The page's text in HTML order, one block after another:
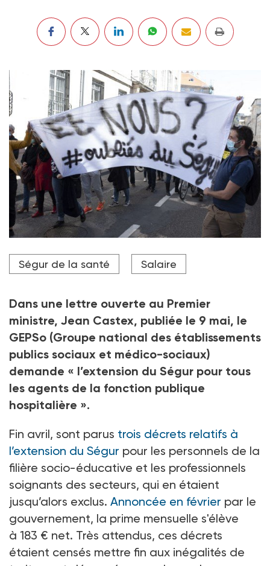
Photo d’illustration.
Crédit photo Antoine Mermet / Studio Hans Lucas via AFP
Ségur de la santé Salaire
Dans une lettre ouverte au Premier
ministre, Jean Castex, publiée le 9 mai, le
GEPSo (Groupe national des établissements
publics sociaux et médico-sociaux)
demande « l’extension du Ségur pour tous
les agents de la fonction publique
hospitalière ».
Fin avril, sont parus trois décrets relatifs à
l’extension du Ségur pour les personnels de la
filière socio-éducative et les professionnels
soignants des secteurs, qui en étaient
jusqu’alors exclus. Annoncée en février par le
gouvernement, la prime mensuelle s'élève
à 183 € net. Très attendus, ces décrets
étaient censés mettre fin aux inégalités de